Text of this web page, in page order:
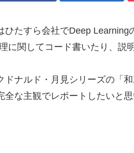
ひたすら会社でDeep
に関してコード書いたり、説
ドナルド・月見シリーズの「
全な主観でレポートしたいと思